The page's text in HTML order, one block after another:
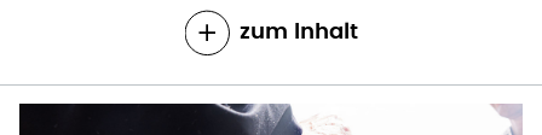
zum Inhalt